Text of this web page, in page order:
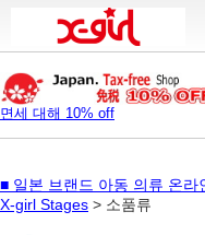
면세 대해 10% off
■ 일본 브랜드 아동 의류 온라
X-girl Stages > 소품류